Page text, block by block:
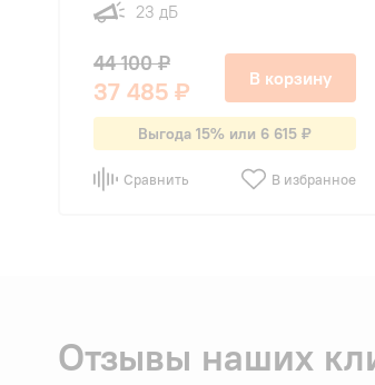
23 дБ
44 100 ₽
37 485 ₽ В корзину
Выгода 15% или 6 615 ₽
Сравнить В избранное
Отзывы наших